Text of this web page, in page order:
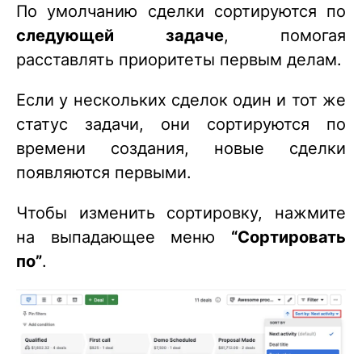
По умолчанию сделки сортируются по
следующей задаче, помогая
расставлять приоритеты первым делам.
Если у нескольких сделок один и тот же
статус задачи, они сортируются по
времени создания, новые сделки
появляются первыми.
Чтобы изменить сортировку, нажмите
на выпадающее меню “Сортировать
по”.